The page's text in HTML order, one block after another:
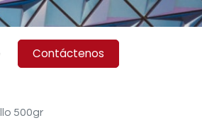
Contáctenos
500gr